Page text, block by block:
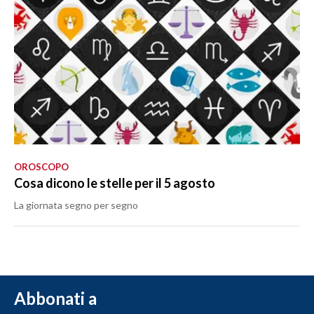
OROSCOPO
Cosa dicono le stelle per il 5 agosto
La giornata segno per segno
Abbonati a